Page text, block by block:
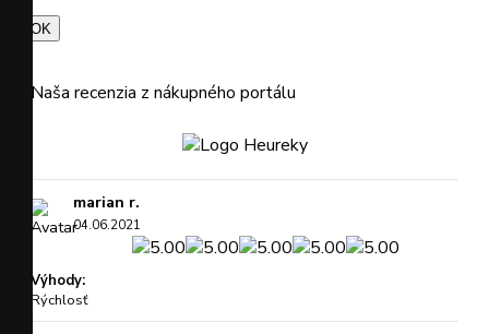
OK
Naša recenzia z nákupného portálu
marian r.
04.06.2021
Výhody:
Rýchlosť